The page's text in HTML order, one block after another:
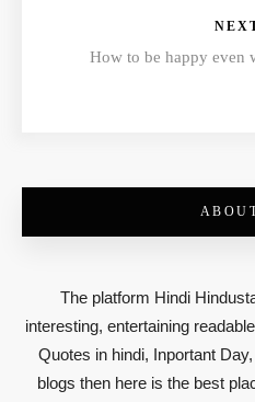
How to be happy even
The platform Hindi
interesting, entertaining
Quotes in hindi, Inportant
blogs then here is the best